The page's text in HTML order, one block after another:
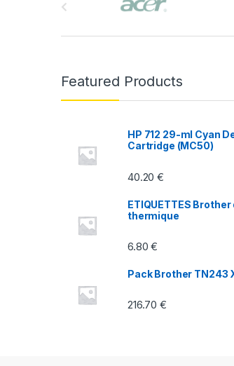
Featured Products
HP 712 29-ml Cyan
Cartridge (MC50)
40.20€
ETIQUETTES
thermique
6.80€
Pack Brother TN243
216.70€